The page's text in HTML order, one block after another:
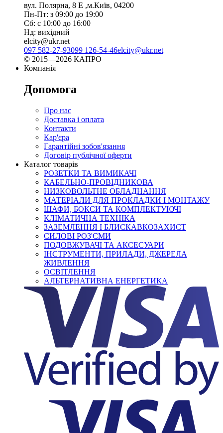
вул. Полярна, 8 Е ,м.Київ, 04200
Пн-Пт: з 09:00 до 19:00
Сб: с 10:00 до 16:00
Нд: вихідний
elcity@ukr.net
097 582-27-93099 126-54-46elcity@ukr.net
© 2015—2026 КАПРО
Компанія
Допомога
Про нас
Доставка і оплата
Контакти
Кар'єра
Гарантійні зобов'язання
Договір публічної оферти
Каталог товарів
РОЗЕТКИ ТА ВИМИКАЧІ
КАБЕЛЬНО-ПРОВІДНИКОВА
НИЗКОВОЛЬТНЕ ОБЛАДНАННЯ
МАТЕРІАЛИ ДЛЯ ПРОКЛАДКИ І МОНТАЖУ
ШАФИ, БОКСИ ТА КОМПЛЕКТУЮЧІ
КЛІМАТИЧНА ТЕХНІКА
ЗАЗЕМЛЕННЯ І БЛИСКАВКОЗАХИСТ
СИЛОВІ РОЗ'ЄМИ
ПОДОВЖУВАЧІ ТА АКСЕСУАРИ
ІНСТРУМЕНТИ, ПРИЛАДИ, ДЖЕРЕЛА
ЖИВЛЕННЯ
ОСВІТЛЕННЯ
АЛЬТЕРНАТИВНА ЕНЕРГЕТИКА